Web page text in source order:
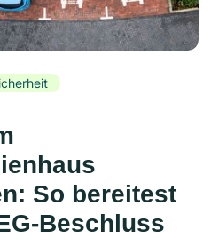
So bereitest
Beschluss